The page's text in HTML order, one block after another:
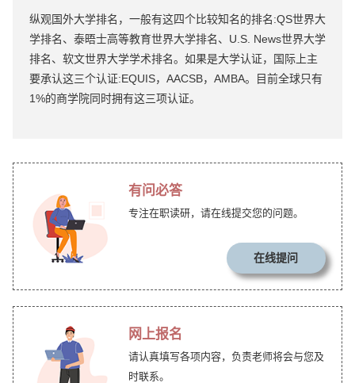
纵观国外大学排名，一般有这四个比较知名的排名:QS世界大
学排名、泰晤士高等教育世界大学排名、U.S. News世界大学
排名、软文世界大学学术排名。如果是大学认证，国际上主
要承认这三个认证:EQUIS，AACSB，AMBA。目前全球只有
1%的商学院同时拥有这三项认证。
有问必答
专注在职读研，请在线提交您的问题。
在线提问
网上报名
请认真填写各项内容，负责老师将会与您及
时联系。